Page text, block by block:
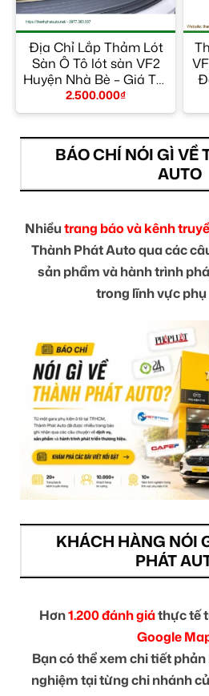
Địa Chỉ Lắp Thảm Lót
Sàn Ô Tô lót sàn VF2
Huyện Nhà Bè – Giá Tốt
TPHCM
2.500.000₫
BÁO CHÍ NÓI GÌ VỀ
AUTO
Nhiềutrang báo và kênh
Thành Phát Auto qua các
sản phẩm và hành trình
trong lĩnh vực phụ
KHÁCH HÀNG NÓI
PHÁT
Hơn1.200 đánh giáthực tế
Google
Bạn có thể xem chi tiết
nghiệm tại từng chi nhánh